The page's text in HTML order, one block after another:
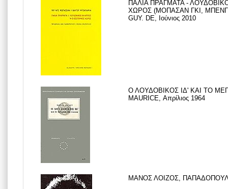
ΠΑΛΙΑ ΠΡΑΓΜΑΤΑ -
ΧΩΡΟΣ (ΜΟΠΑΣΑΝ ΓΚΙ,
GUY. DE, Ιούνιος 2010
Ο ΛΟΥΔΟΒΙΚΟΣ ΙΔ' ΚΑΙ ΤΟ
MAURICE, Απρίλιος 1964
ΜΑΝΟΣ ΛΟΙΖΟΣ,